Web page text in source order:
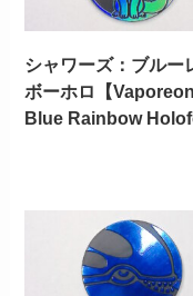
シャワーズ：ブルー
ボーホロ【Vaporeon
Blue Rainbow